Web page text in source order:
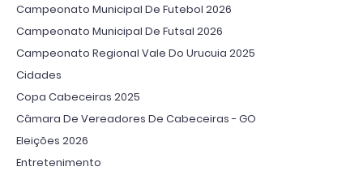
Campeonato Municipal De Futebol 2026
Campeonato Municipal De Futsal 2026
Campeonato Regional Vale Do Urucuia 2025
Cidades
Copa Cabeceiras 2025
Câmara De Vereadores De Cabeceiras - GO
Eleições 2026
Entretenimento